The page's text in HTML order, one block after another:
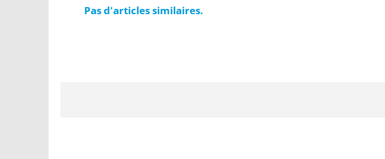
Pas d'articles similaires.